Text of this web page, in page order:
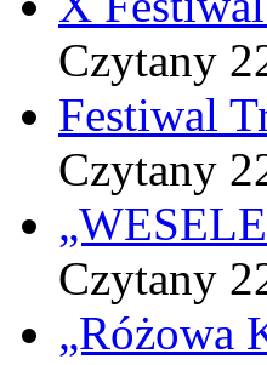
Czytany
Festiwal
Czytany
Czytany
„Różowa